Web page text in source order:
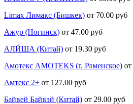
Limax Лимакс (Бишкек) от 70.00 руб
Ажур (Ногинск) от 47.00 руб
АЛЙША (Китай) от 19.30 руб
Амотекс AMOTEKS (г. Раменское)
Амтекс 2+ от 127.00 руб
Байвей Байвэй (Китай) от 29.00 руб